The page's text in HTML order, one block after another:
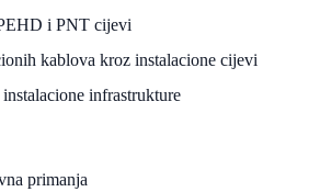
i PNT cijevi
kablova kroz instalacione cijevi
infrastrukture
primanja